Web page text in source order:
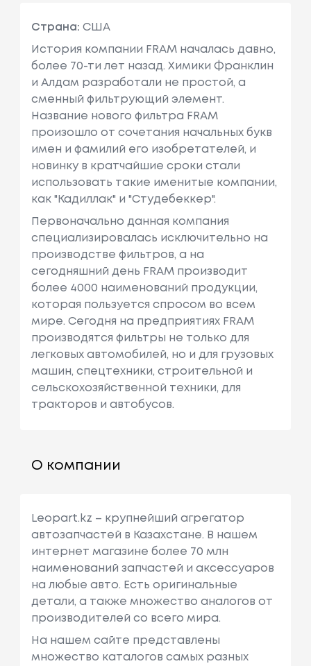
Страна: США
История компании FRAM началась давно,
более 70-ти лет назад. Химики Франклин
и Алдам разработали не простой, а
сменный фильтрующий элемент.
Название нового фильтра FRAM
произошло от сочетания начальных букв
имен и фамилий его изобретателей, и
новинку в кратчайшие сроки стали
использовать такие именитые компании,
как "Кадиллак" и "Студебеккер".
Первоначально данная компания
специализировалась исключительно на
производстве фильтров, а на
сегодняшний день FRAM производит
более 4000 наименований продукции,
которая пользуется спросом во всем
мире. Сегодня на предприятиях FRAM
производятся фильтры не только для
легковых автомобилей, но и для грузовых
машин, спецтехники, строительной и
сельскохозяйственной техники, для
тракторов и автобусов.
О компании
Leopart.kz – крупнейший агрегатор
автозапчастей в Казахстане. В нашем
интернет магазине более 70 млн
наименований запчастей и аксессуаров
на любые авто. Есть оригинальные
детали, а также множество аналогов от
производителей со всего мира.
На нашем сайте представлены
множество каталогов самых разных